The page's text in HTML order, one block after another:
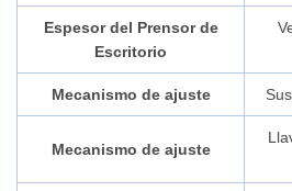
Espesor del Prensor de
Escritorio
Mecanismo de ajuste
Mecanismo de ajuste